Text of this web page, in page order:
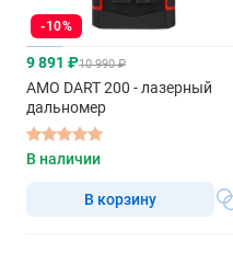
-10%
9 891 ₽10 990 ₽
AMO DART 200 - лазерный
дальномер
В наличии
В корзину